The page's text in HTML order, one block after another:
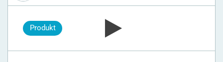
Produkt